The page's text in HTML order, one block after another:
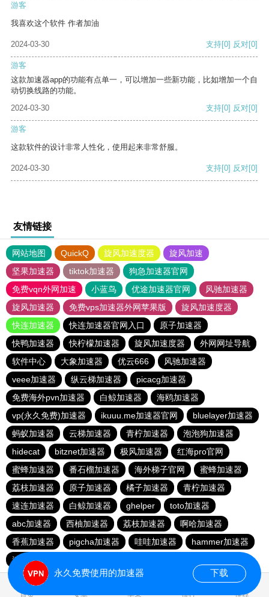
游客
我喜欢这个软件 作者加油
2024-03-30 支持[0] 反对[0]
游客
这款加速器app的功能有点单一，可以增加一些新功能，比如增加一个自
动切换线路的功能。
2024-03-30
支持[0] 反对[0]
游客
这款软件的设计非常人性化，使用起来非常舒服。
2024-03-30 支持[0] 反对[0]
友情链接
网站地图 QuickQ 旋风加速度器
旋风加速
坚果加速器
tiktok加速器
狗急加速器官网
免费vqn外网加速
小蓝鸟 优途加速器官网
风驰加速器
旋风加速器
免费vps加速器外网苹果版
旋风加速度器
快连加速器
快连加速器官网入口
原子加速器
快鸭加速器
快柠檬加速器 旋风加速度器
外网网址导航
软件中心
大象加速器 优云666
风驰加速器
veee加速器
纵云梯加速器
picacg加速器
免费海外pvn加速器
白鲸加速器
海鸥加速器
vp(永久免费)加速器
ikuuu.me加速器官网
bluelayer加速器
蚂蚁加速器
云梯加速器 青柠加速器
泡泡狗加速器
hidecat
bitznet加速器 极风加速器
红海pro官网
蜜蜂加速器
番石榴加速器 海外梯子官网
蜜蜂加速器
荔枝加速器
原子加速器 橘子加速器
青柠加速器
速连加速器
白鲸加速器 ghelper
toto加速器
abc加速器
西柚加速器 荔枝加速器
啊哈加速器
香蕉加速器
pigcha加速器 哇哇加速器
hammer加速器
速连加速器
首页 安卓 苹果 排行 推荐
永久免费使用的加速器 下载
0.023217s